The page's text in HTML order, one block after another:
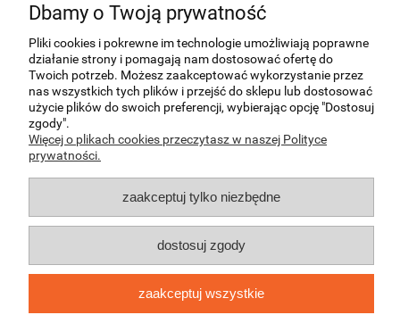
O NAS
MOJE KONTO
REGULAMINY I DODATKOWE INFORMACJE
INFORMACJE O PRODUKTACH
Dbamy o Twoją prywatność
Pliki cookies i pokrewne im technologie umożliwiają poprawne
działanie strony i pomagają nam dostosować ofertę do
Twoich potrzeb. Możesz zaakceptować wykorzystanie przez
nas wszystkich tych plików i przejść do sklepu lub dostosować
użycie plików do swoich preferencji, wybierając opcję "Dostosuj
zgody".
Więcej o plikach cookies przeczytasz w naszej Polityce
prywatności.
zaakceptuj tylko niezbędne
dostosuj zgody
zaakceptuj wszystkie